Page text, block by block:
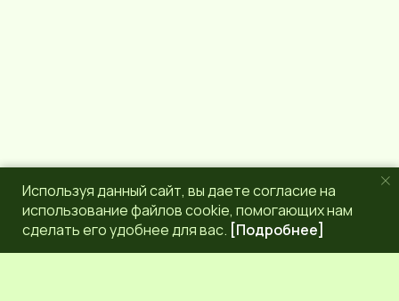
Используя данный сайт, вы даете согласие на
использование файлов cookie, помогающих нам
сделать его удобнее для вас. [Подробнее]